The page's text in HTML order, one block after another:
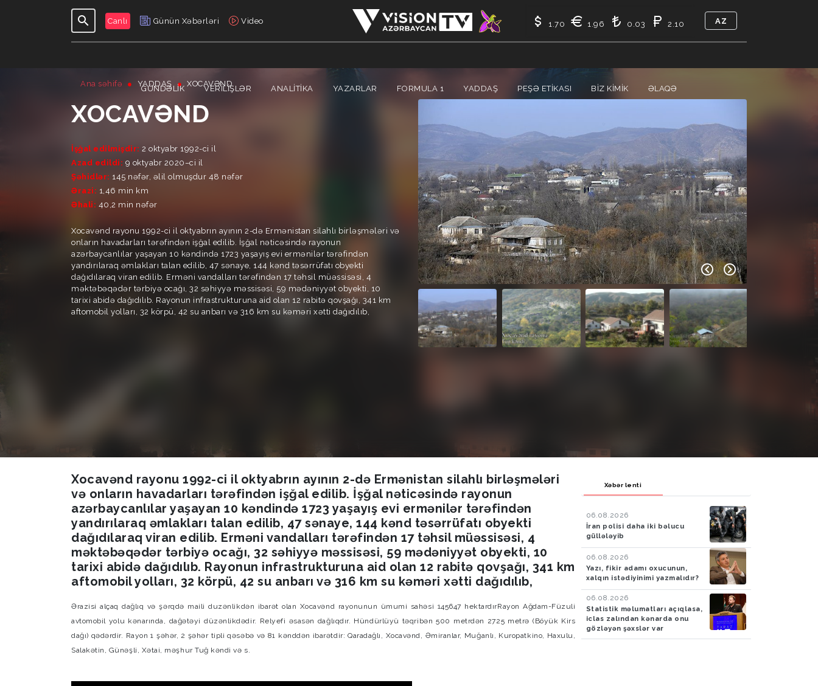
Canlı Günün Xəbərləri Video
GÜNDƏLIK VERILIŞLƏR ANALİTİKA YAZARLAR FORMULA 1 YADDAŞ PEŞƏ ETIKASI BIZ KIMIK ƏLAQƏ
1.70 1.96 0.03 2.10 AZ
Ana səhifə YADDAŞ XOCAVƏND
XOCAVƏND
İşğal edilmişdir: 2 oktyabr 1992-ci il
Azad edildi: 9 oktyabr 2020–ci il
Şəhidlər: 145 nəfər, əlil olmuşdur 48 nəfər
Ərazi: 1,46 min km
Əhali: 40,2 min nəfər
Xocavənd rayonu 1992-ci il oktyabrın ayının 2-də Ermənistan silahlı birləşmələri və
onların havadarları tərəfindən işğal edilib. İşğal nəticəsində rayonun
azərbaycanlılar yaşayan 10 kəndində 1723 yaşayış evi ermənilər tərəfindən
yandırılaraq əmlakları talan edilib, 47 sənaye, 144 kənd təsərrüfatı obyekti
dağıdılaraq viran edilib. Erməni vandalları tərəfindən 17 təhsil müəssisəsi, 4
məktəbəqədər tərbiyə ocağı, 32 səhiyyə məssisəsi, 59 mədəniyyət obyekti, 10
tarixi abidə dağıdılıb. Rayonun infrastrukturuna aid olan 12 rabitə qovşağı, 341 km
aftomobil yolları, 32 körpü, 42 su anbarı və 316 km su kəməri xətti dağıdılıb,
Xocavənd rayonu 1992-ci il oktyabrın ayının 2-də Ermənistan silahlı birləşmələri
və onların havadarları tərəfindən işğal edilib. İşğal nəticəsində rayonun
azərbaycanlılar yaşayan 10 kəndində 1723 yaşayış evi ermənilər tərəfindən
yandırılaraq əmlakları talan edilib, 47 sənaye, 144 kənd təsərrüfatı obyekti
dağıdılaraq viran edilib. Erməni vandalları tərəfindən 17 təhsil müəssisəsi, 4
məktəbəqədər tərbiyə ocağı, 32 səhiyyə məssisəsi, 59 mədəniyyət obyekti, 10
tarixi abidə dağıdılıb. Rayonun infrastrukturuna aid olan 12 rabitə qovşağı, 341 km
aftomobil yolları, 32 körpü, 42 su anbarı və 316 km su kəməri xətti dağıdılıb,
Ərazisi alçaq dağlıq və şərqdə maili duzənlikdən ibarət olan Xocavənd rayonunun ümumi sahəsi 145647 hektardırRayon Ağdam-Füzuli
avtomobil yolu kənarında, dağətəyi düzənlikdədir. Relyefi əsasən dağlıqdır. Hündürlüyü təqribən 500 metrdən 2725 metrə (Böyük Kirs
dağı) qədərdir. Rayon 1 şəhər, 2 şəhər tipli qəsəbə və 81 kənddən ibarətdir: Qaradağlı, Xocavənd, Əmiranlar, Muğanlı, Kuropatkino, Haxulu,
Salakətin, Günəşli, Xətai, məşhur Tuğ kəndi və s.
Xəbər lenti
06.08.2026
İran polisi daha iki bəlucu
güllələyib
06.08.2026
Yazı, fikir adamı oxucunun,
xalqın istədiyinimi yazmalıdır?
06.08.2026
Statistik məlumatları açıqlasa,
iclas zalından kənarda onu
gözləyən şəxslər var